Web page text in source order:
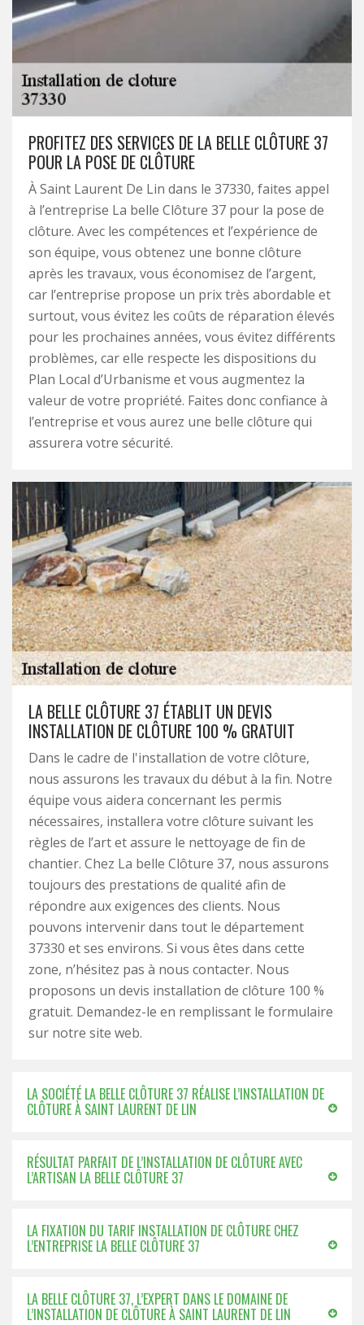
PROFITEZ DES SERVICES DE LA BELLE CLÔTURE 37
POUR LA POSE DE CLÔTURE
À Saint Laurent De Lin dans le 37330, faites appel
à l’entreprise La belle Clôture 37 pour la pose de
clôture. Avec les compétences et l’expérience de
son équipe, vous obtenez une bonne clôture
après les travaux, vous économisez de l’argent,
car l’entreprise propose un prix très abordable et
surtout, vous évitez les coûts de réparation élevés
pour les prochaines années, vous évitez différents
problèmes, car elle respecte les dispositions du
Plan Local d’Urbanisme et vous augmentez la
valeur de votre propriété. Faites donc confiance à
l’entreprise et vous aurez une belle clôture qui
assurera votre sécurité.
LA BELLE CLÔTURE 37 ÉTABLIT UN DEVIS
INSTALLATION DE CLÔTURE 100 % GRATUIT
Dans le cadre de l'installation de votre clôture,
nous assurons les travaux du début à la fin. Notre
équipe vous aidera concernant les permis
nécessaires, installera votre clôture suivant les
règles de l’art et assure le nettoyage de fin de
chantier. Chez La belle Clôture 37, nous assurons
toujours des prestations de qualité afin de
répondre aux exigences des clients. Nous
pouvons intervenir dans tout le département
37330 et ses environs. Si vous êtes dans cette
zone, n’hésitez pas à nous contacter. Nous
proposons un devis installation de clôture 100 %
gratuit. Demandez-le en remplissant le formulaire
sur notre site web.
LA SOCIÉTÉ LA BELLE CLÔTURE 37 RÉALISE L’INSTALLATION DE
CLÔTURE À SAINT LAURENT DE LIN
RÉSULTAT PARFAIT DE L’INSTALLATION DE CLÔTURE AVEC
L’ARTISAN LA BELLE CLÔTURE 37
LA FIXATION DU TARIF INSTALLATION DE CLÔTURE CHEZ
L’ENTREPRISE LA BELLE CLÔTURE 37
LA BELLE CLÔTURE 37, L’EXPERT DANS LE DOMAINE DE
L’INSTALLATION DE CLÔTURE À SAINT LAURENT DE LIN